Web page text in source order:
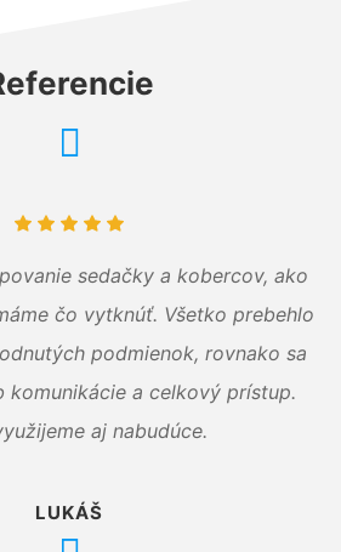
sedačky a kobercov, ako
čo vytknúť. Všetko prebehlo
podmienok, rovnako sa
komunikácie a celkový prístup.
aj nabudúce.
LUKÁŠ